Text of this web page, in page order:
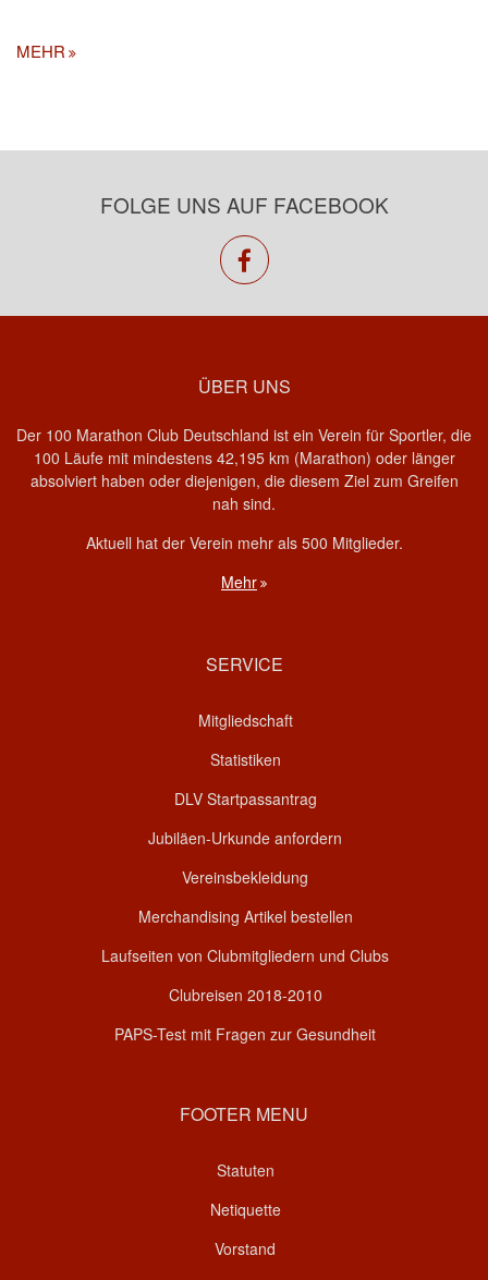
MEHR
FOLGE UNS AUF FACEBOOK
facebook
ÜBER UNS
Der 100 Marathon Club Deutschland ist ein Verein für Sportler, die
100 Läufe mit mindestens 42,195 km (Marathon) oder länger
absolviert haben oder diejenigen, die diesem Ziel zum Greifen
nah sind.
Aktuell hat der Verein mehr als 500 Mitglieder.
Mehr
SERVICE
Mitgliedschaft
Statistiken
DLV Startpassantrag
Jubiläen-Urkunde anfordern
Vereinsbekleidung
Merchandising Artikel bestellen
Laufseiten von Clubmitgliedern und Clubs
Clubreisen 2018-2010
PAPS-Test mit Fragen zur Gesundheit
FOOTER MENU
Statuten
Netiquette
Vorstand